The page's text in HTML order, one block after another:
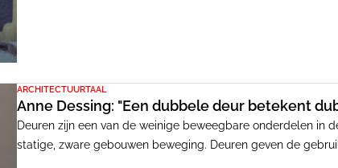
ARCHITECTUURTAAL
Anne Dessing: "Een dubbele deur betekent
Deuren zijn een van de weinige beweegbare onderdelen in
statige, zware gebouwen beweging. Deuren geven de